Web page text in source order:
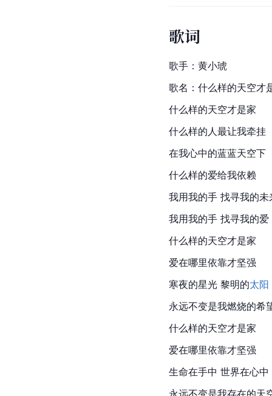
歌词
歌手：黄小琥
歌名：什么样的天空才
什么样的天空才是家
什么样的人最让我牵挂
在我心中的蓝蓝天空下
什么样的爱给我依赖
我用我的手 找寻我的未
我用我的手 找寻我的爱
什么样的天空才是家
爱在哪里依靠才坚强
寒夜的星光 黎明的太阳
永远不变是我燃烧的希
什么样的天空才是家
爱在哪里依靠才坚强
生命在手中 世界在心中
永远不变是我存在的天